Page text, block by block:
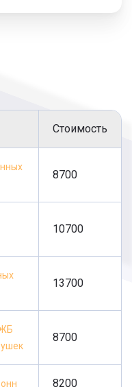
и
к
и опалубку.
установке.
специальное
Завершающий
Стоимость
8700
10700
13700
8700
8200